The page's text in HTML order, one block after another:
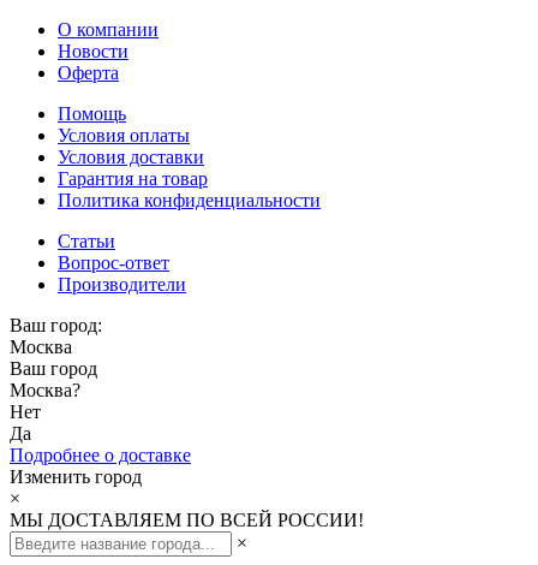
О компании
Новости
Оферта
Помощь
Условия оплаты
Условия доставки
Гарантия на товар
Политика конфиденциальности
Статьи
Вопрос-ответ
Производители
Ваш город:
Москва
Ваш город
Москва?
Нет
Да
Подробнее о доставке
Изменить город
×
МЫ ДОСТАВЛЯЕМ ПО ВСЕЙ РОССИИ!
×